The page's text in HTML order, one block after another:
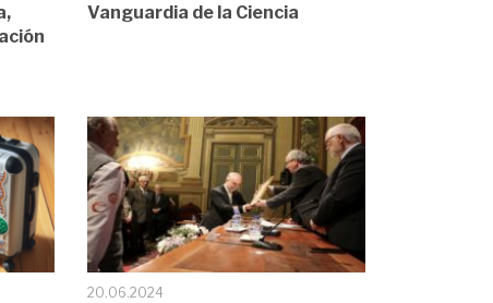
Vanguardia de la Ciencia
20.06.2024